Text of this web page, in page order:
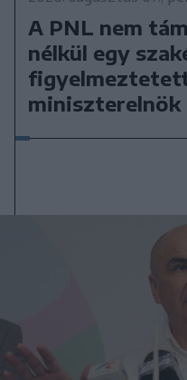
A PNL nem
nélkül egy
miniszterelnök